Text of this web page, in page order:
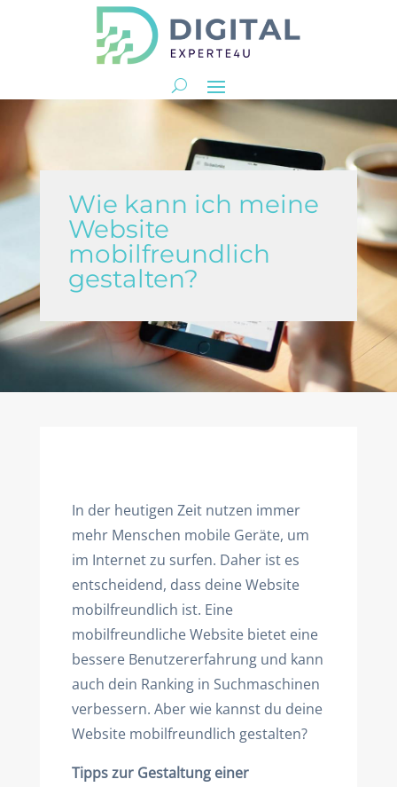
Wie kann ich meine
Website
mobilfreundlich
gestalten?
In der heutigen Zeit nutzen immer
mehr Menschen mobile Geräte, um
im Internet zu surfen. Daher ist es
entscheidend, dass deine Website
mobilfreundlich ist. Eine
mobilfreundliche Website bietet eine
bessere Benutzererfahrung und kann
auch dein Ranking in Suchmaschinen
verbessern. Aber wie kannst du deine
Website mobilfreundlich gestalten?
Tipps zur Gestaltung einer